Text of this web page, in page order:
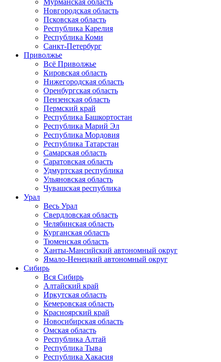
Мурманская область
Новгородская область
Псковская область
Республика Карелия
Республика Коми
Санкт-Петербург
Приволжье
Всё Приволжье
Кировская область
Нижегородская область
Оренбургская область
Пензенская область
Пермский край
Республика Башкортостан
Республика Марий Эл
Республика Мордовия
Республика Татарстан
Самарская область
Саратовская область
Удмуртская республика
Ульяновская область
Чувашская республика
Урал
Весь Урал
Свердловская область
Челябинская область
Курганская область
Тюменская область
Ханты-Мансийский автономный округ
Ямало-Ненецкий автономный округ
Сибирь
Вся Сибирь
Алтайский край
Иркутская область
Кемеровская область
Красноярский край
Новосибирская область
Омская область
Республика Алтай
Республика Тыва
Республика Хакасия